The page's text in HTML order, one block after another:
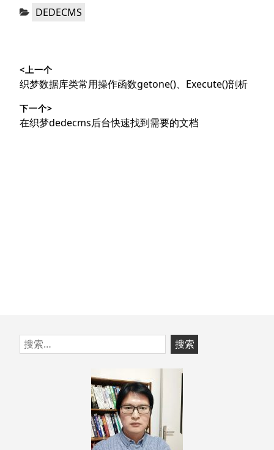
分
DEDECMS
章
导
航
<上一个
上
文
章：
织梦数据库类常用操作函数getone()、Execute()剖析
下一个>
下
在织梦dedecms后台快速找到需要的文档
跳
至
搜
索：